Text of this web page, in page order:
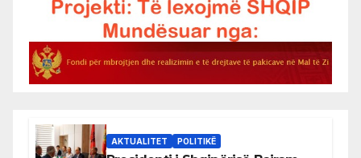
AKTUALITET POLITIKË